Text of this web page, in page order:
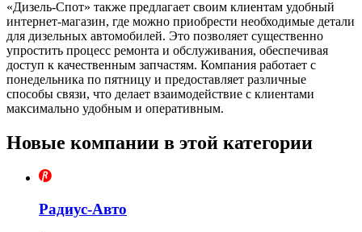
«Дизель-Спот» также предлагает своим клиентам удобный
интернет-магазин, где можно приобрести необходимые детали
для дизельных автомобилей. Это позволяет существенно
упростить процесс ремонта и обслуживания, обеспечивая
доступ к качественным запчастям. Компания работает с
понедельника по пятницу и предоставляет различные
способы связи, что делает взаимодействие с клиентами
максимально удобным и оперативным.
Новые компании в этой категории
Радиус-Авто